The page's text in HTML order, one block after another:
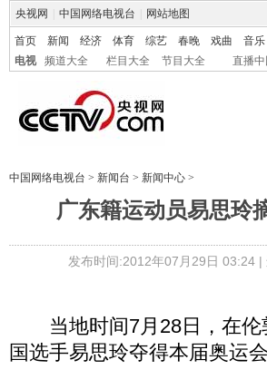
央视网 中国网络电视台 网站地图
首页 新闻 经济 体育 综艺 春晚 戏曲 音乐
电视
频道大全 栏目大全 节目大全 直播中
中国网络电视台 > 新闻台 > 新闻中心 >
广东籍运动员易思玲
发布时间:2012年07月29日 03:24 |
当地时间7月28日，在伦
国选手易思玲夺得本届奥运